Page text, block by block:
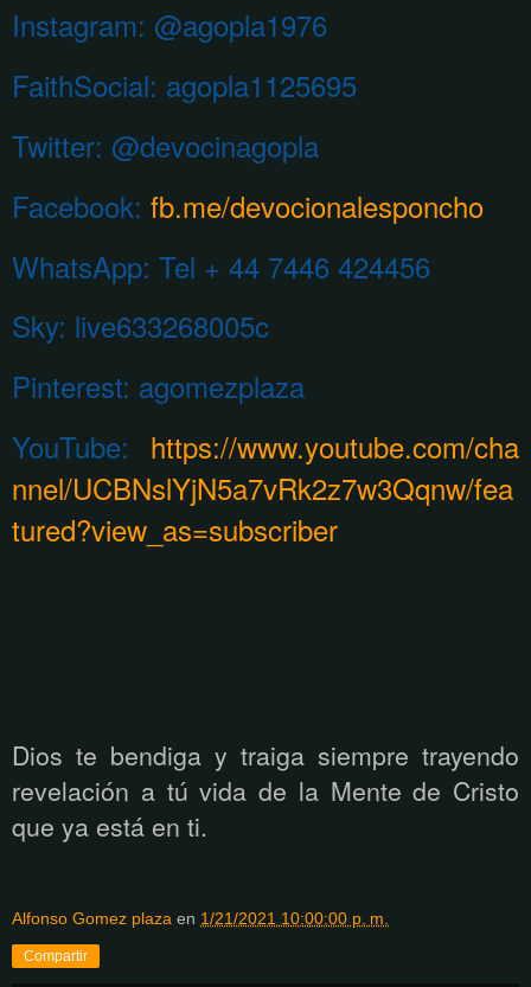
Instagram: @agopla1976
FaithSocial: agopla1125695
Twitter: @devocinagopla
Facebook: fb.me/devocionalesponcho
WhatsApp: Tel + 44 7446 424456
Sky: live633268005c
Pinterest: agomezplaza
YouTube: https://www.youtube.com/cha
nnel/UCBNslYjN5a7vRk2z7w3Qqnw/fea
tured?view_as=subscriber
Dios te bendiga y traiga siempre trayendo
revelación a tú vida de la Mente de Cristo
que ya está en ti.
Alfonso Gomez plaza en 1/21/2021 10:00:00 p. m.
Compartir